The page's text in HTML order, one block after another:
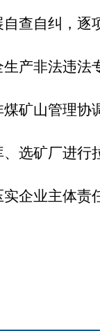
查自纠，逐
产非法违法
矿山管理协
、选矿厂进行
实企业主体责